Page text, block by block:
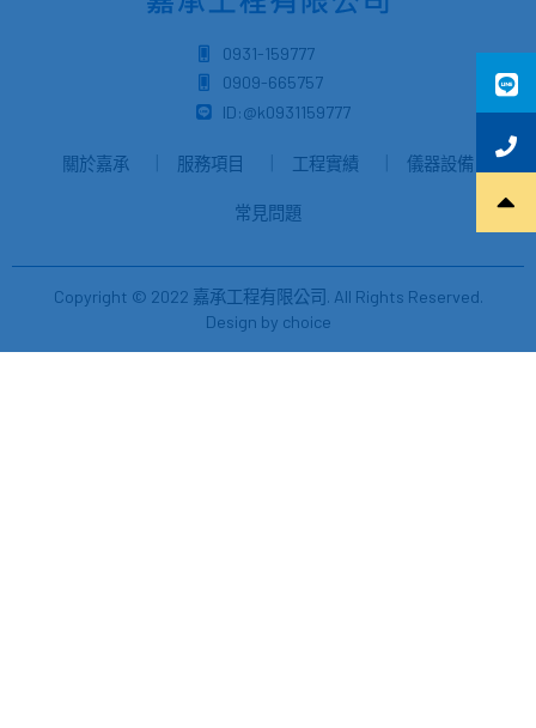
0931-159777
0909-665757
ID:@k0931159777
關於嘉承 服務項目 工程實績 儀器設備
常見問題
Copyright © 2022 嘉承工程有限公司. All Rights Reserved.
Design by choice